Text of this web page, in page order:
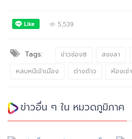
5,539
Tags: ข่าวช่อง8 สงขลา
หลบหนีเข้าเมือง
ต่างด้าว ห้องเช่า
ข่าวอื่น ๆ ใน หมวดภูมิภาค